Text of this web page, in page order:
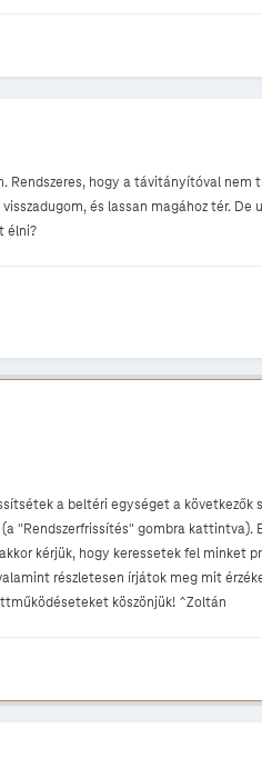
Rendszeres, hogy a távitányítóval
és lassan magához tér.
élni?
a beltéri egységet a
"Rendszerfrissítés" gombra kattintva).
kérjük, hogy keressetek fel
részletesen írjátok meg mit
köszönjük! ^Zoltán